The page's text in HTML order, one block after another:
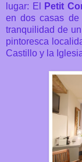
lugar: El
Petit
en dos casas
tranquilidad de
pintoresca
Castillo y la